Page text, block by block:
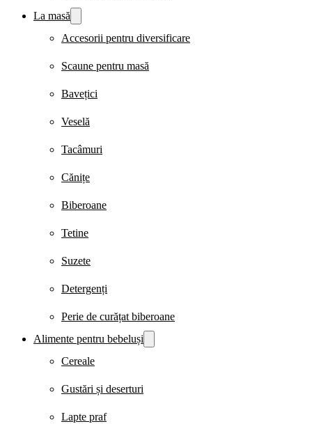
La masă
Accesorii pentru diversificare
Scaune pentru masă
Bavețici
Veselă
Tacâmuri
Cănițe
Biberoane
Tetine
Suzete
Detergenți
Perie de curățat biberoane
Alimente pentru bebeluși
Cereale
Gustări și deserturi
Lapte praf